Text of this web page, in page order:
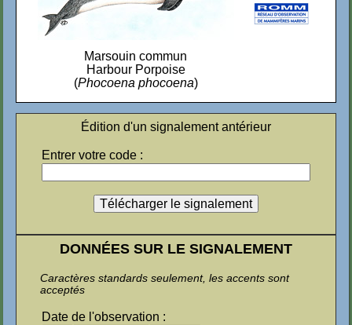
Marsouin commun
Harbour Porpoise
(Phocoena phocoena)
Édition d'un signalement antérieur
Entrer votre code :
DONNÉES SUR LE SIGNALEMENT
Caractères standards seulement, les accents sont
acceptés
Date de l'observation :